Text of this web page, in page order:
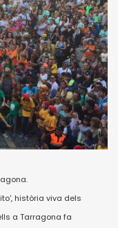
història viva dels
a Tarragona fa